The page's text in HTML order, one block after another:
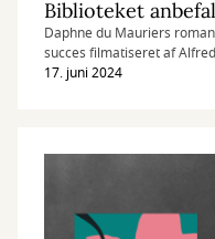
Biblioteket
Daphne du Mauriers
succes filmatiseret af
absolut også et besøg værd.
17. juni 2024